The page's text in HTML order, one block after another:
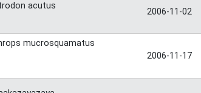
acutus
2006-11-02
mucrosquamatus
2006-11-17